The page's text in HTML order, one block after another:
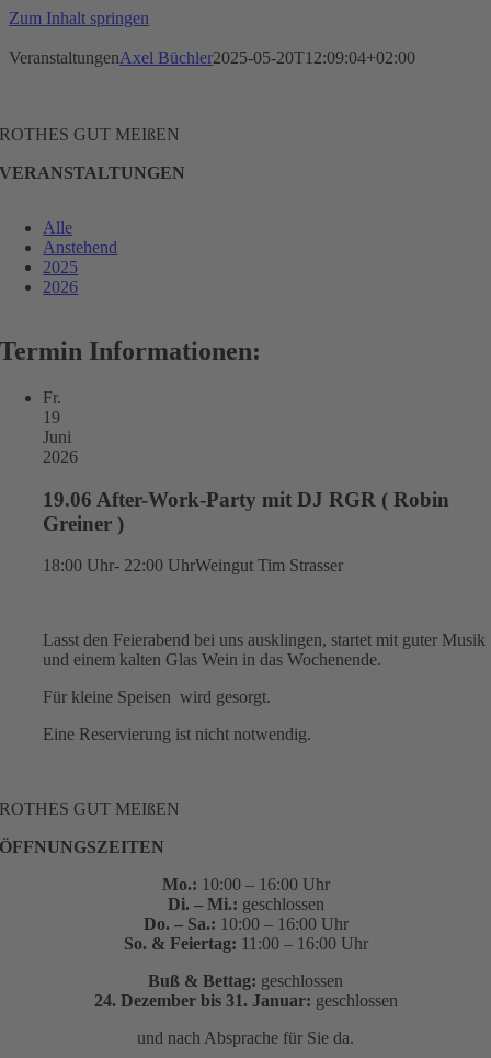
Zum Inhalt springen
VeranstaltungenAxel Büchler2025-05-20T12:09:04+02:00
ROTHES GUT MEIßEN
VERANSTALTUNGEN
Alle
Anstehend
2025
2026
Termin Informationen:
Fr.
19
Juni
2026
19.06 After-Work-Party mit DJ RGR ( Robin
Greiner )
18:00 Uhr- 22:00 UhrWeingut Tim Strasser
Lasst den Feierabend bei uns ausklingen, startet mit guter Musik
und einem kalten Glas Wein in das Wochenende.
Für kleine Speisen wird gesorgt.
Eine Reservierung ist nicht notwendig.
ROTHES GUT MEIßEN
ÖFFNUNGSZEITEN
Mo.: 10:00 – 16:00 Uhr
Di. – Mi.: geschlossen
Do. – Sa.: 10:00 – 16:00 Uhr
So. & Feiertag: 11:00 – 16:00 Uhr
Buß & Bettag: geschlossen
24. Dezember bis 31. Januar: geschlossen
und nach Absprache für Sie da.